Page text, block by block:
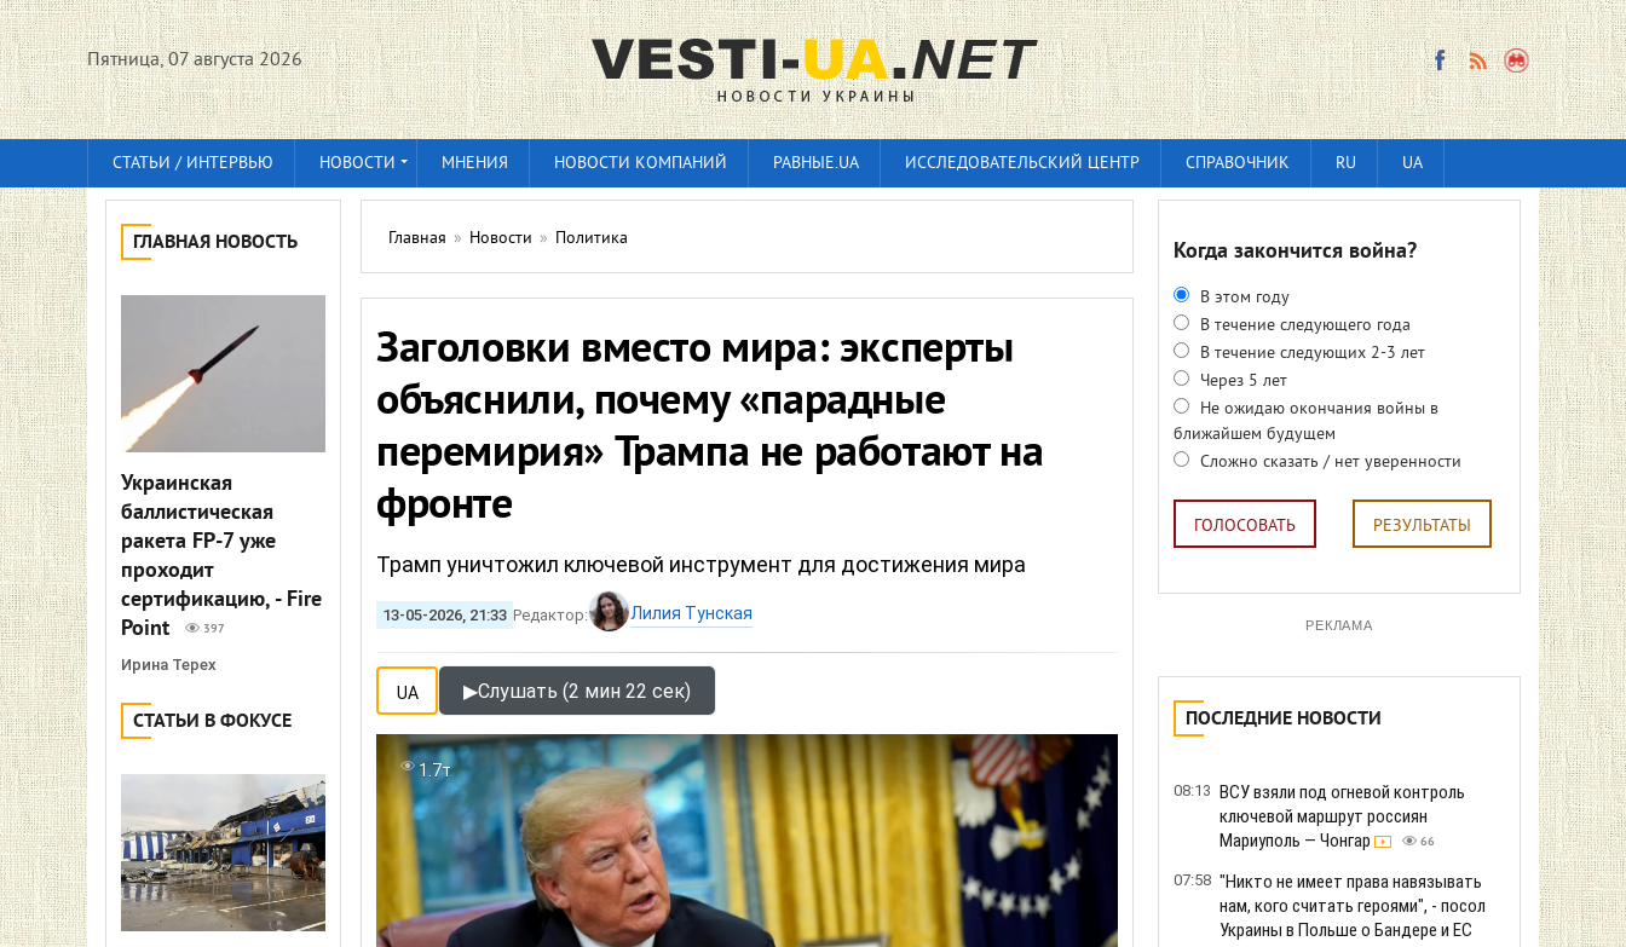
Пятница, 07 августа 2026
СТАТЬИ / ИНТЕРВЬЮ НОВОСТИ МНЕНИЯ НОВОСТИ КОМПАНИЙ РАВНЫЕ.UA ИССЛЕДОВАТЕЛЬСКИЙ ЦЕНТР СПРАВОЧНИК RU UA
ГЛАВНАЯ НОВОСТЬ
Украинская
баллистическая
ракета FP-7 уже
проходит
сертификацию, - Fire
Point
397
Ирина Терех
СТАТЬИ В ФОКУСЕ
Главная » Новости » Политика
Заголовки вместо мира: эксперты
объяснили, почему «парадные
перемирия» Трампа не работают на
фронте
Трамп уничтожил ключевой инструмент для достижения мира
13-05-2026, 21:33 Редактор: Лилия Тунская
UA ▶Слушать (2 мин 22 сек)
1.7т
Когда закончится война?
В этом году
В течение следующего года
В течение следующих 2-3 лет
Через 5 лет
Не ожидаю окончания войны в
ближайшем будущем
Сложно сказать / нет уверенности
ГОЛОСОВАТЬ РЕЗУЛЬТАТЫ
РЕКЛАМА
ПОСЛЕДНИЕ НОВОСТИ
08:13 ВСУ взяли под огневой контроль
ключевой маршрут россиян
Мариуполь — Чонгар
66
07:58 "Никто не имеет права навязывать
нам, кого считать героями", - посол
Украины в Польше о Бандере и ЕС